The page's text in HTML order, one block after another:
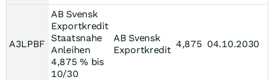
A3LPBF
AB Svensk
Exportkredit
Staatsnahe
Anleihen
4,875 % bis
10/30
AB Svensk
Exportkredit
4,875 04.10.2030